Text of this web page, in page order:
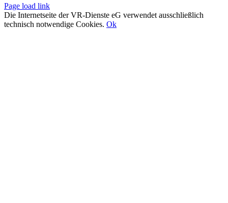
Page load link
Die Internetseite der VR-Dienste eG verwendet ausschließlich
technisch notwendige Cookies. Ok